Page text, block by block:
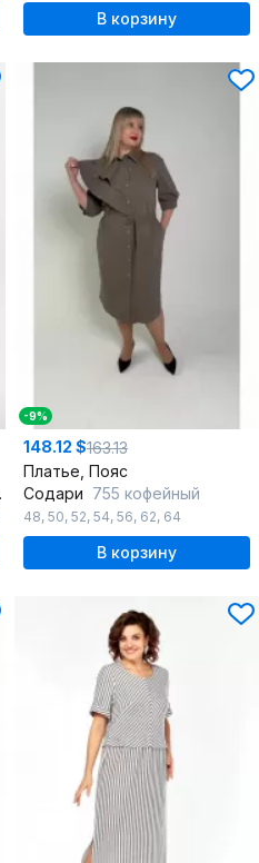
В корзину
-9%
148.12 $163.13
Платье, Пояс
Содари 755 кофейный
48, 50, 52, 54, 56, 62, 64
В корзину